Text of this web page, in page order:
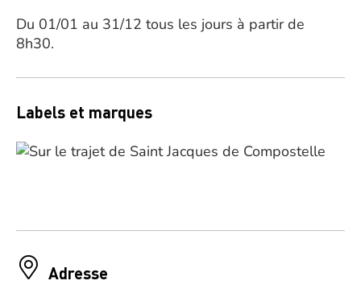
Du 01/01 au 31/12 tous les jours à partir de
8h30.
Labels et marques
Adresse